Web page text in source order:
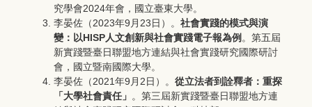
究學會2024年會，國立臺東大學。
李晏佐（2023年9月23日）。 社會實踐的模式與演
變：以HISP人文創新與社會實踐電子報為例。第五屆
新實踐暨臺日聯盟地方連結與社會實踐研究國際研討
會，國立暨南國際大學。
李晏佐（2021年9月2日）。 從立法者到詮釋者：重探
「大學社會責任」 。第三屆新實踐暨臺日聯盟地方連